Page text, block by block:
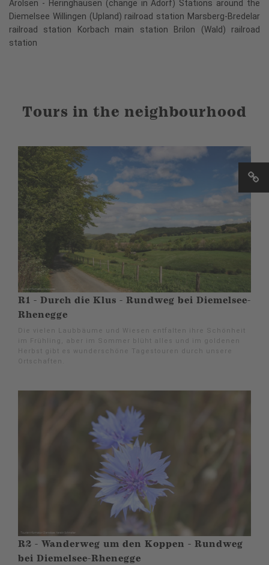
Arolsen - Heringhausen (change in Adorf) Stations around the
Diemelsee Willingen (Upland) railroad station Marsberg-Bredelar
railroad station Korbach main station Brilon (Wald) railroad
station
Tours in the neighbourhood
R1 - Durch die Klus - Rundweg bei Diemelsee-
Rhenegge
Die vielen Laubbäume und Wiesen entfalten ihre Schönheit
im Frühling, aber im Sommer blüht alles und im goldenen
Herbst gibt es wunderschöne Tagestouren durch unsere
Ortschaften.
R2 - Wanderweg um den Koppen - Rundweg
bei Diemelsee-Rhenegge